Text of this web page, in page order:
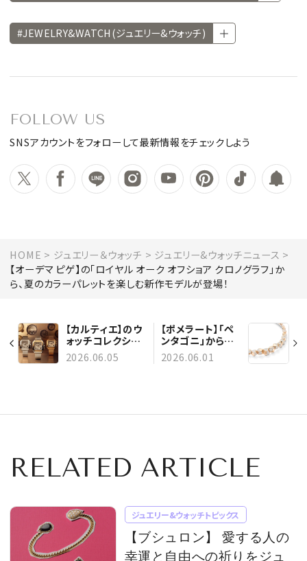
#JEWELRY&WATCH(ジュエリー&ウォッチ)
FOLLOW US
SNSアカウントをフォローして最新情報をチェックしよう
HOME ジュエリー＆ウォッチ
ジュエリー&ウォッチニュース
【オーデマ ピゲ】の「ロイヤル オーク オフショア クロノグラフ」か
ら、夏のカラーパレットを楽しむ新作モデルが登場！
【カルティエ】のウ
ォッチコレクショ
ン「サントス ドゥ
カルティエ」からク
2026.06.05
【ポメラート】「ペ
ンタゴニ」から新
作が登場！ 五角形
のデザインが進化
2026.06.01
RELATED ARTICLE
ジュエリー&ウォッチトピックス
【ブシュロン】 愛する人の
幸運と自由への祈りをジュ